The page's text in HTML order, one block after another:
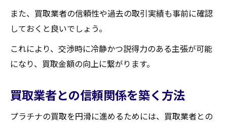
また、買取業者の信頼性や過去の取引実績も事前に確認
しておくと良いでしょう。
これにより、交渉時に冷静かつ説得力のある主張が可能
になり、買取金額の向上に繋がります。
買取業者との信頼関係を築く方法
プラチナの買取を円滑に進めるためには、買取業者との